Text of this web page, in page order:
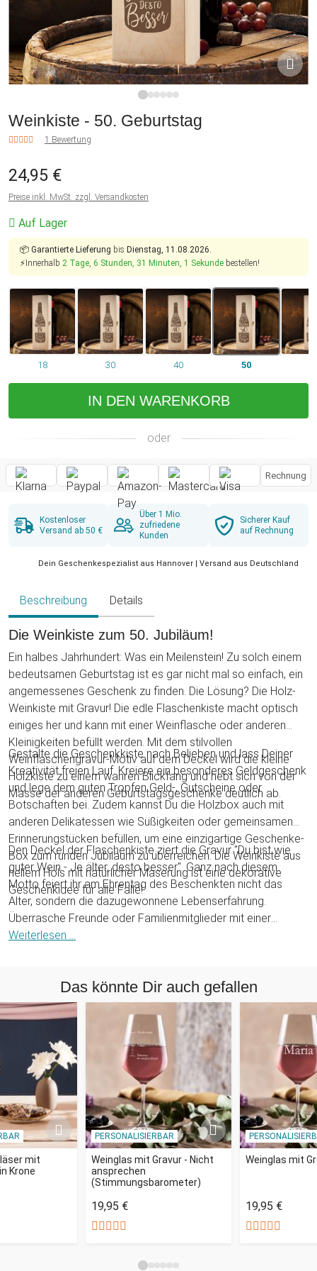
Weinkiste - 50. Geburtstag
1 Bewertung
24,95 €
Preise inkl. MwSt. zzgl. Versandkosten
Auf Lager
📦 Garantierte Lieferung bis Dienstag, 11.08.2026.
⚡Innerhalb 2 Tage, 6 Stunden, 31 Minuten, 1 Sekunde bestellen!
18 30 40 50
IN DEN WARENKORB
oder
Rechnung
Kostenloser
Versand ab 50 €
Über 1 Mio.
zufriedene
Kunden
Sicherer Kauf
auf Rechnung
Dein Geschenkespezialist aus Hannover | Versand aus Deutschland
Beschreibung Details
Die Weinkiste zum 50. Jubiläum!
Ein halbes Jahrhundert: Was ein Meilenstein! Zu solch einem
bedeutsamen Geburtstag ist es gar nicht mal so einfach, ein
angemessenes Geschenk zu finden. Die Lösung? Die Holz-
Weinkiste mit Gravur! Die edle Flaschenkiste macht optisch
einiges her und kann mit einer Weinflasche oder anderen
Kleinigkeiten befüllt werden. Mit dem stilvollen
Weinflaschengravur-Motiv auf dem Deckel wird die kleine
Holzkiste zu einem wahren Blickfang und hebt sich von der
Masse der anderen Geburtstagsgeschenke deutlich ab.
Gestalte die Geschenkkiste nach Belieben und lass Deiner
Kreativität freien Lauf. Kreiere ein besonderes Geldgeschenk
und lege dem guten Tropfen Geld-, Gutscheine oder
Botschaften bei. Zudem kannst Du die Holzbox auch mit
anderen Delikatessen wie Süßigkeiten oder gemeinsamen
Erinnerungstücken befüllen, um eine einzigartige Geschenke-
Box zum runden Jubiläum zu überreichen. Die Weinkiste aus
hellem Hols mit natürlicher Maserung ist eine dekorative
Geschenkidee für alle Fälle!
Den Deckel der Flaschenkiste ziert die Gravur "Du bist wie
guter Wein - Je älter, desto besser". Ganz nach diesem
Motto feiert ihr am Ehrentag des Beschenkten nicht das
Alter, sondern die dazugewonnene Lebenserfahrung.
Überrasche Freunde oder Familienmitglieder mit einer
persönlichen Wein-Aufbewahrungsbox und übergebe ein
Weiterlesen ...
Das könnte Dir auch gefallen
mit
Krone
PERSONALISIERBAR
Weinglas mit Gravur - Nicht
ansprechen
(Stimmungsbarometer)
19,95 €
Weinglas mit
19,95 €